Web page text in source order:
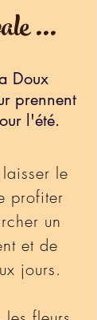
...
Doux
prennent
l'été.
le
profiter
un
et de
jours.